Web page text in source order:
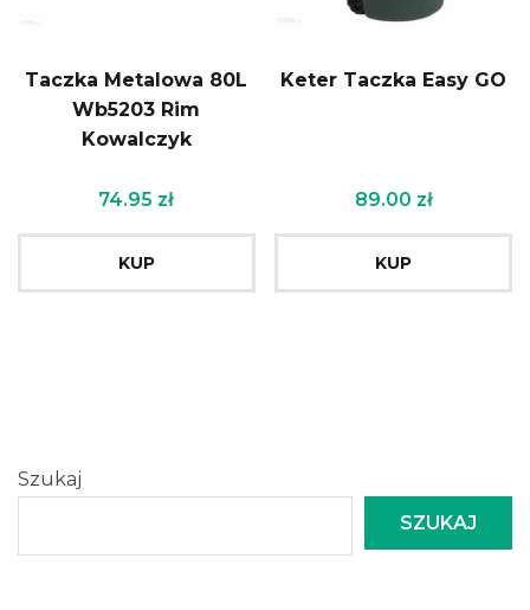
Taczka Metalowa 80L
Wb5203 Rim
Kowalczyk
74.95 zł
KUP
Keter Taczka Easy GO
89.00 zł
KUP
Szukaj
SZUKAJ